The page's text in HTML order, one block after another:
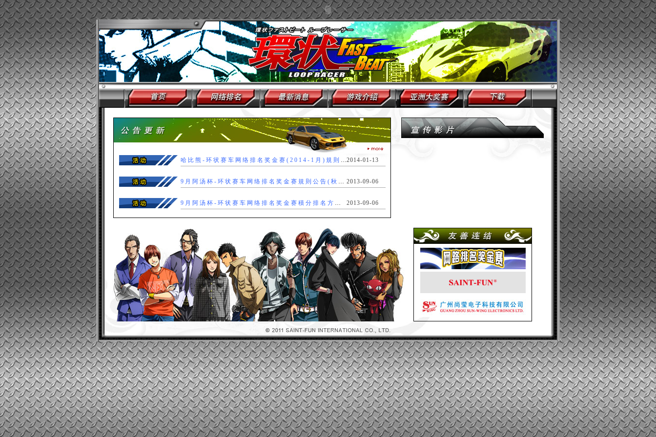
哈比熊-环状赛车网络排名奖金赛(2014-1月)規則公告2014-01-13
9月阿汤杯-环状赛车网络排名奖金赛規則公告(秋季联赛) 2013-09-06
9月阿汤杯-环状赛车网络排名奖金赛積分排名方式(秋季联赛) 2013-09-06